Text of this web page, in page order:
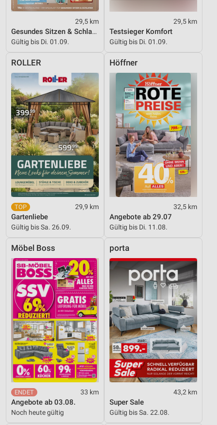
29,5 km
Gesundes Sitzen & Schlafen
Gültig bis Di. 01.09.
29,5 km
Testsieger Komfort
Gültig bis Di. 01.09.
ROLLER
29,9 km
Gartenliebe
Gültig bis Sa. 26.09.
Höffner
32,5 km
Angebote ab 29.07
Gültig bis Di. 11.08.
Möbel Boss
33 km
Angebote ab 03.08.
Noch heute gültig
porta
43,2 km
Super Sale
Gültig bis Sa. 22.08.